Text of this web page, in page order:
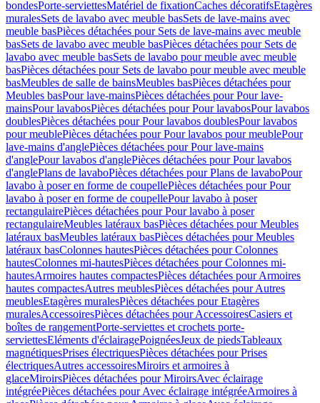
bondesPorte-serviettesMatériel de fixationCaches décoratifsEtagères
muralesSets de lavabo avec meuble basSets de lave-mains avec
meuble basPièces détachées pour Sets de lave-mains avec meuble
basSets de lavabo avec meuble basPièces détachées pour Sets de
lavabo avec meuble basSets de lavabo pour meuble avec meuble
basPièces détachées pour Sets de lavabo pour meuble avec meuble
basMeubles de salle de bainsMeubles basPièces détachées pour
Meubles basPour lave-mainsPièces détachées pour Pour lave-
mainsPour lavabosPièces détachées pour Pour lavabosPour lavabos
doublesPièces détachées pour Pour lavabos doublesPour lavabos
pour meublePièces détachées pour Pour lavabos pour meublePour
lave-mains d'anglePièces détachées pour Pour lave-mains
d'anglePour lavabos d'anglePièces détachées pour Pour lavabos
d'anglePlans de lavaboPièces détachées pour Plans de lavaboPour
lavabo à poser en forme de coupellePièces détachées pour Pour
lavabo à poser en forme de coupellePour lavabo à poser
rectangulairePièces détachées pour Pour lavabo à poser
rectangulaireMeubles latéraux basPièces détachées pour Meubles
latéraux basMeubles latéraux basPièces détachées pour Meubles
latéraux basColonnes hautesPièces détachées pour Colonnes
hautesColonnes mi-hautesPièces détachées pour Colonnes mi-
hautesArmoires hautes compactesPièces détachées pour Armoires
hautes compactesAutres meublesPièces détachées pour Autres
meublesEtagères muralesPièces détachées pour Etagères
muralesAccessoiresPièces détachées pour AccessoiresCasiers et
boîtes de rangementPorte-serviettes et crochets porte-
serviettesEléments d'éclairagePoignéesJeux de piedsTableaux
magnétiquesPrises électriquesPièces détachées pour Prises
électriquesAutres accessoiresMiroirs et armoires à
glaceMiroirsPièces détachées pour MiroirsAvec éclairage
intégréePièces détachées pour Avec éclairage intégréeArmoires à